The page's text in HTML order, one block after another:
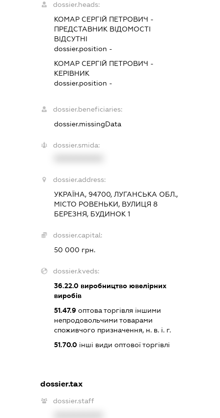
dossier.heads:
КОМАР СЕРГІЙ ПЕТРОВИЧ -
ПРЕДСТАВНИК ВІДОМОСТІ
ВІДСУТНІ
dossier.position -
КОМАР СЕРГІЙ ПЕТРОВИЧ -
КЕРІВНИК
dossier.position -
dossier.beneficiaries:
dossier.missingData
dossier.smida:
dossier.address:
УКРАЇНА, 94700, ЛУГАНСЬКА ОБЛ.,
МІСТО РОВЕНЬКИ, ВУЛИЦЯ 8
БЕРЕЗНЯ, БУДИНОК 1
dossier.capital:
50 000 грн.
dossier.kveds:
36.22.0 виробництво ювелірних
виробів
51.47.9 оптова торгівля іншими
непродовольчими товарами
споживчого призначення, н. в. і. г.
51.70.0 інші види оптової торгівлі
dossier.tax
dossier.staff